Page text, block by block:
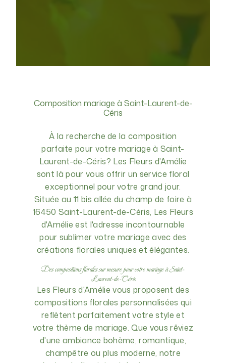
Composition mariage à Saint-Laurent-de-
Céris
À la recherche de la composition
parfaite pour votre mariage à Saint-
Laurent-de-Céris? Les Fleurs d'Amélie
sont là pour vous offrir un service floral
exceptionnel pour votre grand jour.
Située au 11 bis allée du champ de foire à
16450 Saint-Laurent-de-Céris, Les Fleurs
d'Amélie est l'adresse incontournable
pour sublimer votre mariage avec des
créations florales uniques et élégantes.
Des compositions florales sur mesure pour votre mariage à Saint-
Laurent-de-Céris
Les Fleurs d'Amélie vous proposent des
compositions florales personnalisées qui
reflètent parfaitement votre style et
votre thème de mariage. Que vous rêviez
d'une ambiance bohème, romantique,
champêtre ou plus moderne, notre